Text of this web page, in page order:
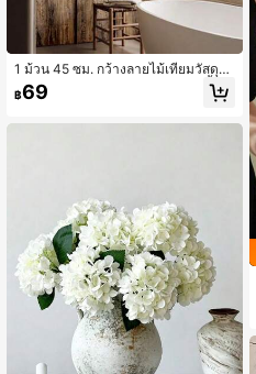
1 ม้วน 45 ซม. กว้างลายไม้เทียมวัสดุพี
วีซีวอลล์เปเปอร์ติดด้วยตนเอง, กันน้ำ,
ป้องกันสิ่งสกปรก, ทำความสะอาดง่าย,
฿69